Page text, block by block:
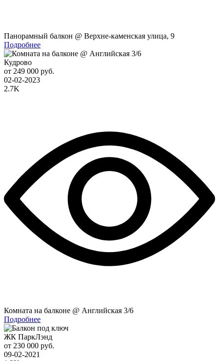
Панорамный балкон @ Верхне-каменская улица, 9
Подробнее
Кудрово
от 249 000 руб.
02-02-2023
2.7K
Комната на балконе @ Английская 3/6
Подробнее
ЖК ПаркЛэнд
от 230 000 руб.
09-02-2021